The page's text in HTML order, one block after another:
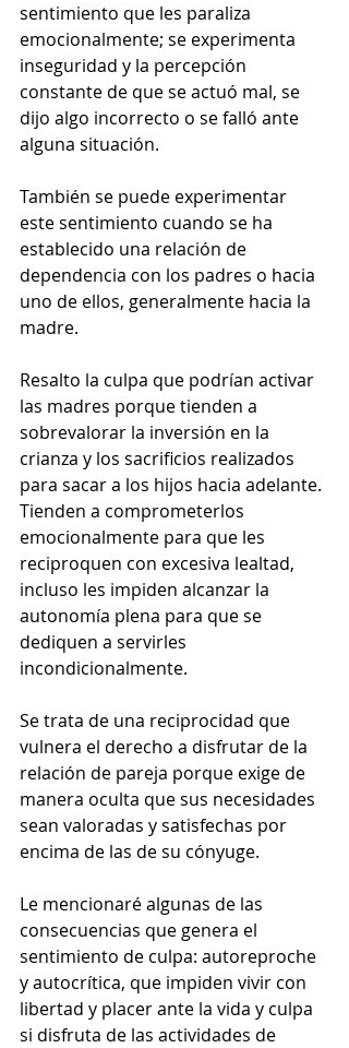
sentimiento que les paraliza
emocionalmente; se experimenta
inseguridad y la percepción
constante de que se actuó mal, se
dijo algo incorrecto o se falló ante
alguna situación.
También se puede experimentar
este sentimiento cuando se ha
establecido una relación de
dependencia con los padres o hacia
uno de ellos, generalmente hacia la
madre.
Resalto la culpa que podrían activar
las madres porque tienden a
sobrevalorar la inversión en la
crianza y los sacrificios realizados
para sacar a los hijos hacia adelante.
Tienden a comprometerlos
emocionalmente para que les
reciproquen con excesiva lealtad,
incluso les impiden alcanzar la
autonomía plena para que se
dediquen a servirles
incondicionalmente.
Se trata de una reciprocidad que
vulnera el derecho a disfrutar de la
relación de pareja porque exige de
manera oculta que sus necesidades
sean valoradas y satisfechas por
encima de las de su cónyuge.
Le mencionaré algunas de las
consecuencias que genera el
sentimiento de culpa: autoreproche
y autocrítica, que impiden vivir con
libertad y placer ante la vida y culpa
si disfruta de las actividades de